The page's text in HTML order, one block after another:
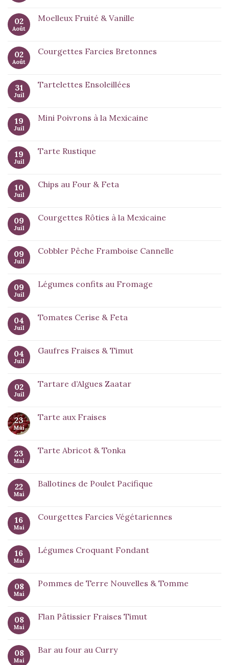
02
Août
Moelleux Fruité & Vanille
02
Août
Courgettes Farcies Bretonnes
31
Juil
Tartelettes Ensoleillées
19
Juil
Mini Poivrons à la Mexicaine
19
Juil
Tarte Rustique
10
Juil
Chips au Four & Feta
09
Juil
Courgettes Rôties à la Mexicaine
09
Juil
Cobbler Pêche Framboise Cannelle
09
Juil
Légumes confits au Fromage
04
Juil
Tomates Cerise & Feta
04
Juil
Gaufres Fraises & Timut
02
Juil
Tartare d’Algues Zaatar
23
Mai
Tarte aux Fraises
23
Mai
Tarte Abricot & Tonka
22
Mai
Ballotines de Poulet Pacifique
16
Mai
Courgettes Farcies Végétariennes
16
Mai
Légumes Croquant Fondant
08
Mai
Pommes de Terre Nouvelles & Tomme
08
Mai
Flan Pâtissier Fraises Timut
08
Mai
Bar au four au Curry